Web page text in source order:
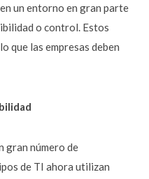
un entorno en gran parte
o control. Estos
que las empresas deben
gran número de
de TI ahora utilizan